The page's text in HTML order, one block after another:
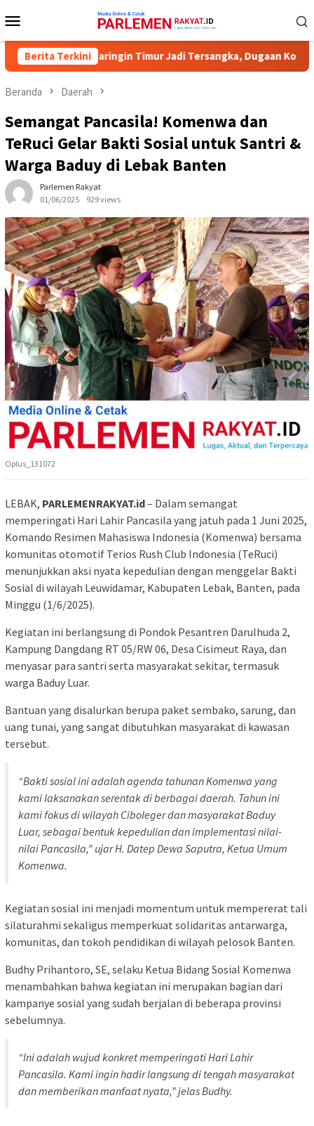
ke
Mobile
Berita Terkini
KPU Kotawaringin Timur Jadi Tersangka, Dugaan Korupsi
Beranda Daerah
Semangat Pancasila! Komenwa dan
TeRuci Gelar Bakti Sosial untuk Santri &
Warga Baduy di Lebak Banten
Parlemen Rakyat
01/06/2025
929 views
Oplus_131072
LEBAK, PARLEMENRAKYAT.id– Dalam semangat
memperingati Hari Lahir Pancasila yang jatuh pada 1 Juni 2025,
Komando Resimen Mahasiswa Indonesia (Komenwa) bersama
komunitas otomotif Terios Rush Club Indonesia (TeRuci)
menunjukkan aksi nyata kepedulian dengan menggelar Bakti
Sosial di wilayah Leuwidamar, Kabupaten Lebak, Banten, pada
Minggu (1/6/2025).
Kegiatan ini berlangsung di Pondok Pesantren Darulhuda 2,
Kampung Dangdang RT 05/RW 06, Desa Cisimeut Raya, dan
menyasar para santri serta masyarakat sekitar, termasuk
warga Baduy Luar.
Bantuan yang disalurkan berupa paket sembako, sarung, dan
uang tunai, yang sangat dibutuhkan masyarakat di kawasan
tersebut.
“Bakti sosial ini adalah agenda tahunan Komenwa yang
kami laksanakan serentak di berbagai daerah. Tahun ini
kami fokus di wilayah Ciboleger dan masyarakat Baduy
Luar, sebagai bentuk kepedulian dan implementasi nilai-
nilai Pancasila,” ujar H. Datep Dewa Saputra, Ketua Umum
Komenwa.
Kegiatan sosial ini menjadi momentum untuk mempererat tali
silaturahmi sekaligus memperkuat solidaritas antarwarga,
komunitas, dan tokoh pendidikan di wilayah pelosok Banten.
Budhy Prihantoro, SE, selaku Ketua Bidang Sosial Komenwa
menambahkan bahwa kegiatan ini merupakan bagian dari
kampanye sosial yang sudah berjalan di beberapa provinsi
sebelumnya.
“Ini adalah wujud konkret memperingati Hari Lahir
Pancasila. Kami ingin hadir langsung di tengah masyarakat
dan memberikan manfaat nyata,” jelas Budhy.